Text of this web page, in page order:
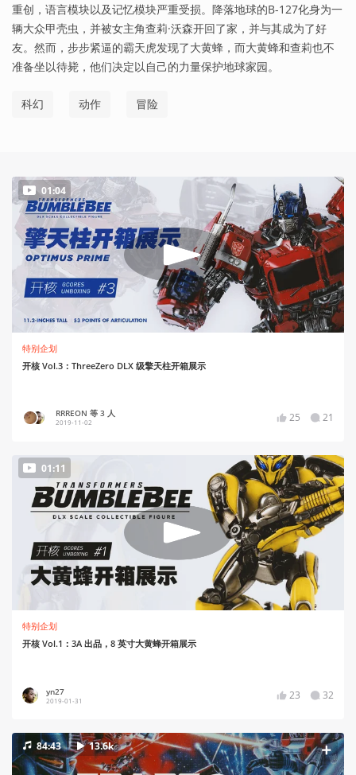
重创，语言模块以及记忆模块严重受损。降落地球的B-127化身为一
辆大众甲壳虫，并被女主角查莉·沃森开回了家，并与其成为了好
友。然而，步步紧逼的霸天虎发现了大黄蜂，而大黄蜂和查莉也不
准备坐以待毙，他们决定以自己的力量保护地球家园。
科幻 动作 冒险
01:04
特别企划
开核 Vol.3：ThreeZero DLX 级擎天柱开箱展示
RRREON 等 3 人
2019-11-02 25 21
01:11
特别企划
开核 Vol.1：3A 出品，8 英寸大黄蜂开箱展示
yn27
2019-01-31 23 32
84:43 13.6k